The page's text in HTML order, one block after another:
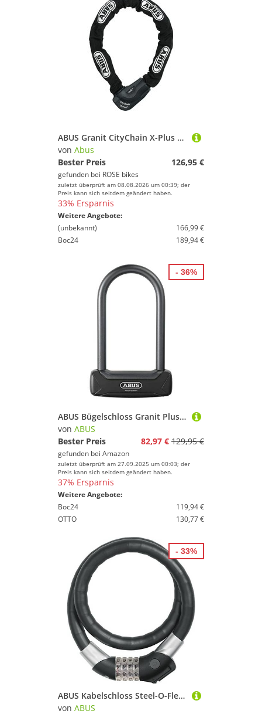
ABUS Granit CityChain X-Plus 1060 Kettenschloss
von Abus
Bester Preis
126,95 €
gefunden bei ROSE bikes
zuletzt überprüft am 08.08.2026 um 00:39; der
Preis kann sich seitdem geändert haben.
33% Ersparnis
Weitere Angebote:
(unbekannt)
166,99 €
Boc24
189,94 €
ABUS Bügelschloss Granit Plus 640/135HB230 + TexKF-Halterung - Extra leichtes Fahrradschloss mit Rundbügel - ABUS-Sicherheitslevel 12 - Schwarz
von ABUS
Bester Preis
82,97 € 129,95 €
gefunden bei Amazon
zuletzt überprüft am 27.09.2025 um 00:03; der
Preis kann sich seitdem geändert haben.
37% Ersparnis
Weitere Angebote:
Boc24
119,94 €
OTTO
130,77 €
- 36%
ABUS Kabelschloss Steel-O-Flex Raydo Pro 1460/85 KF - Fahrradschloss-Set mit Halterung KF für den Sattelklemmbolzen des Fahrrads - 20 mm Sicherheitslevel 6 - Schwarz
von ABUS
- 33%